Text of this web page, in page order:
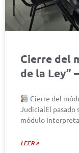
Cierre del
de la Ley”
Cierre del
JudicialEl pasado
módulo
LEER »